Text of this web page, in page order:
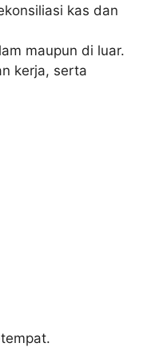
kas dan
maupun di luar.
kerja, serta